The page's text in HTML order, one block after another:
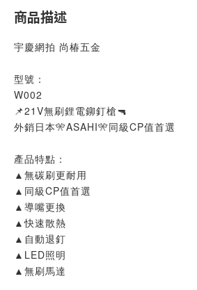
商品描述
宇慶網拍 尚椿五金
型號：
W002
📌21V無刷鋰電鉚釘槍🔫
外銷日本🎌ASAHI🎌同級CP值首選
產品特點：
▲無碳刷更耐用
▲同級CP值首選
▲導嘴更換
▲快速散熱
▲自動退釘
▲LED照明
▲無刷馬達